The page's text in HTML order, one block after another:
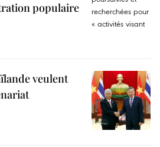
populaire
veulent